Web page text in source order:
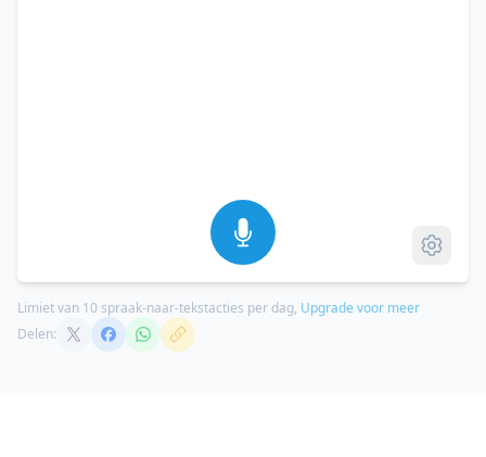
Limiet van 10 spraak-naar-tekstacties per dag, Upgrade voor meer
Delen: